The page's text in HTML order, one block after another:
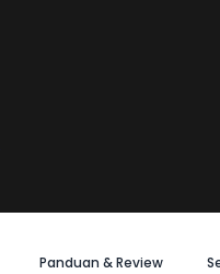
Panduan & Review